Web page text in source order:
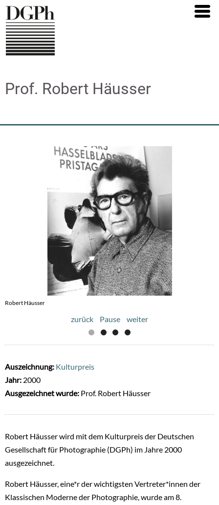
Direkt
zum
Inhalt
Prof. Robert Häusser
Robert Häusser
Robert Häusser, Auf Montmartre (Paris)
zurück Pause weiter
Auszeichnung: Kulturpreis
Jahr: 2000
Ausgezeichnet wurde: Prof. Robert Häusser
Robert Häusser wird mit dem Kulturpreis der Deutschen
Gesellschaft für Photographie (DGPh) im Jahre 2000
ausgezeichnet.
Robert Häusser, eine*r der wichtigsten Vertreter*innen der
Klassischen Moderne der Photographie, wurde am 8.